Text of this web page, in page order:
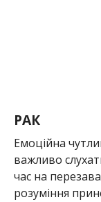
РАК
Емоційна
важливо
час на
розуміння